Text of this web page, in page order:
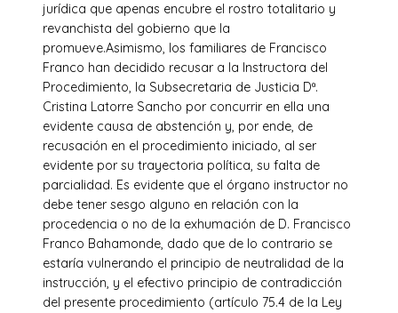
jurídica que apenas encubre el rostro totalitario y
revanchista del gobierno que la
promueve.Asimismo, los familiares de Francisco
Franco han decidido recusar a la Instructora del
Procedimiento, la Subsecretaria de Justicia Dª.
Cristina Latorre Sancho por concurrir en ella una
evidente causa de abstención y, por ende, de
recusación en el procedimiento iniciado, al ser
evidente por su trayectoria política, su falta de
parcialidad. Es evidente que el órgano instructor no
debe tener sesgo alguno en relación con la
procedencia o no de la exhumación de D. Francisco
Franco Bahamonde, dado que de lo contrario se
estaría vulnerando el principio de neutralidad de la
instrucción, y el efectivo principio de contradicción
del presente procedimiento (artículo 75.4 de la Ley